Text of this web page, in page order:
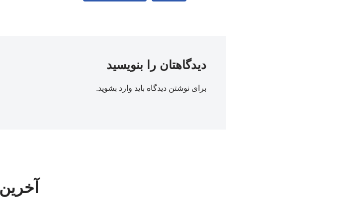
دیدگاهتان را بنویسید
برای نوشتن دیدگاه باید وارد بشوید.